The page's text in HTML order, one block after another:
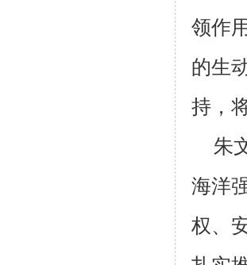
领作
的生
持，
朱
海洋
权、